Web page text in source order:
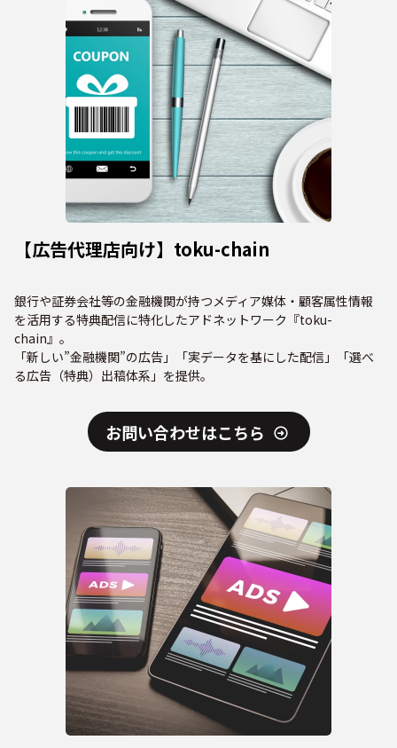
【広告代理店向け】toku-chain
銀行や証券会社等の金融機関が持つメディア媒体・顧客属性情報
を活用する特典配信に特化したアドネットワーク『toku-
chain』。
「新しい”金融機関”の広告」「実データを基にした配信」「選べ
る広告（特典）出稿体系」を提供。
お問い合わせはこちら